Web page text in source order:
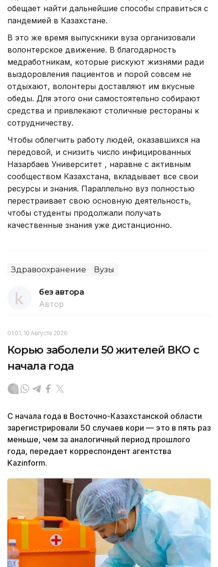
обещает найти дальнейшие способы справиться с
пандемией в Казахстане.
В это же время выпускники вуза организовали
волонтерское движение. В благодарность
медработникам, которые рискуют жизнями ради
выздоровления пациентов и порой совсем не
отдыхают, волонтеры доставляют им вкусные
обеды. Для этого они самостоятельно собирают
средства и привлекают столичные рестораны к
сотрудничеству.
Чтобы облегчить работу людей, оказавшихся на
передовой, и снизить число инфицированных
Назарбаев Университет , наравне с активным
сообществом Казахстана, вкладывает все свои
ресурсы и знания. Параллельно вуз полностью
перестраивает свою основную деятельность,
чтобы студенты продолжали получать
качественные знания уже дистанционно.
Здравоохранение Вузы
без автора
Автор
01:01, 10 Августа 2026
Корью заболели 50 жителей ВКО с
начала года
С начала года в Восточно-Казахстанской области
зарегистрировали 50 случаев кори — это в пять раз
меньше, чем за аналогичный период прошлого
года, передает корреспондент агентства
Kazinform.